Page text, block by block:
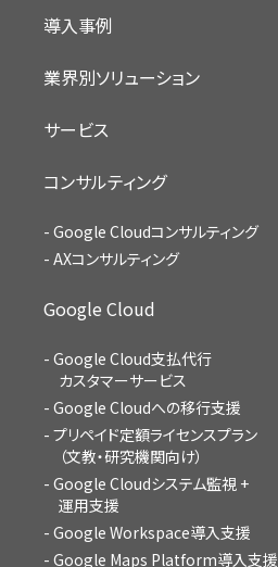
導入事例
業界別ソリューション
サービス
コンサルティング
Google Cloudコンサルティング
AXコンサルティング
Google Cloud
Google Cloud支払代行
カスタマーサービス
Google Cloudへの移行支援
プリペイド定額ライセンスプラン
（文教・研究機関向け）
Google Cloudシステム監視 +
運用支援
Google Workspace導入支援
Google Maps Platform導入支援